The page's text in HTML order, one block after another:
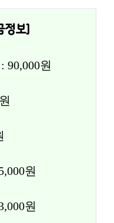
정보]
90,000원
원
원